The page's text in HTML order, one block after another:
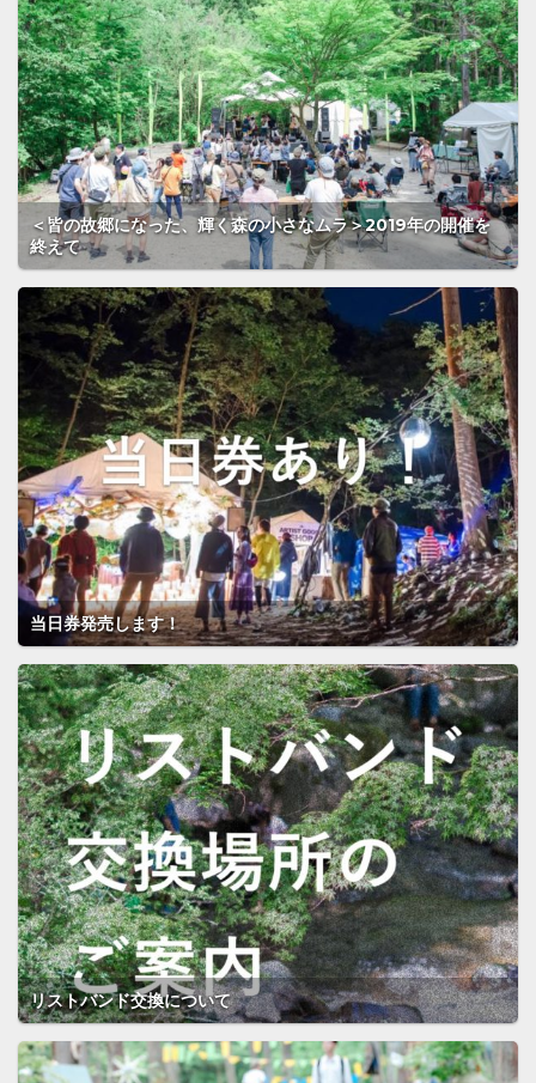
＜皆の故郷になった、輝く森の小さなムラ＞2019年の開催を
終えて
当日券発売します！
リストバンド交換について